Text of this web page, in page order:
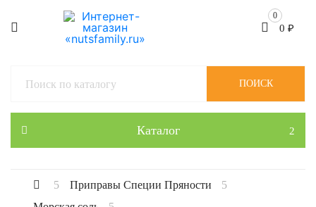
0
0 ₽
Каталог
ПОИСК
Приправы Специи Пряности